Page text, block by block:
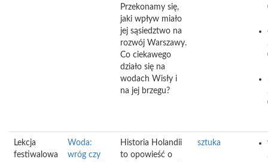
Przekonamy się,
jaki wpływ miało
jej sąsiedztwo na
rozwój Warszawy.
Co ciekawego
działo się na
wodach Wisły i
na jej brzegu?
Lekcja
festiwalowa
Woda:
wróg czy
Historia Holandii
to opowieść o
sztuka